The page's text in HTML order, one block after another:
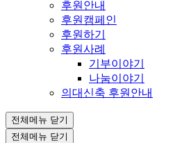
후원안내
후원캠페인
후원하기
후원사례
기부이야기
나눔이야기
의대신축 후원안내
전체메뉴 닫기
전체메뉴 닫기